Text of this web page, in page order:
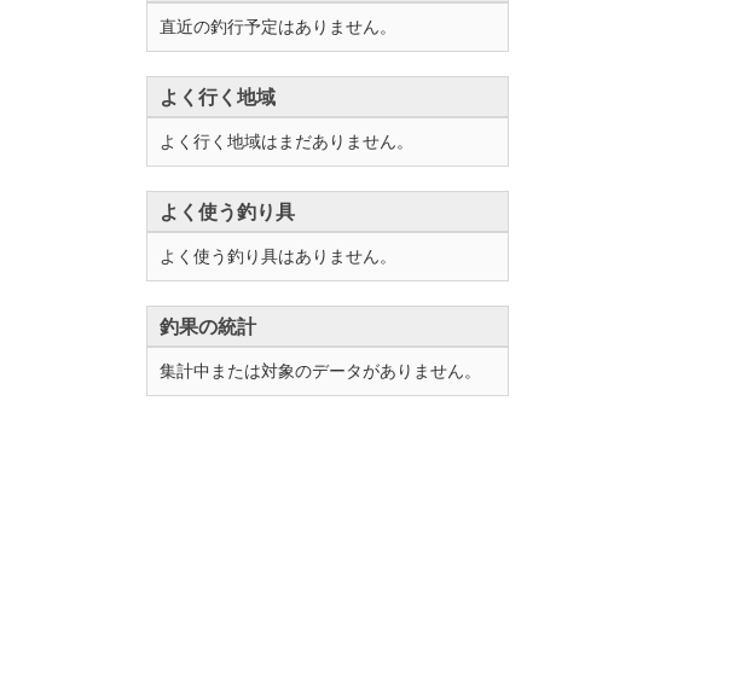
直近の釣行予定はありません。
よく行く地域
よく行く地域はまだありません。
よく使う釣り具
よく使う釣り具はありません。
釣果の統計
集計中または対象のデータがありません。